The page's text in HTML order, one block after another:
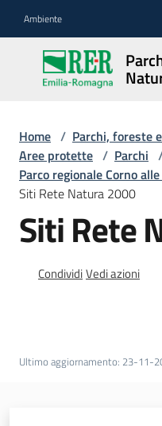
Ambiente
Parchi,
foreste
e
2000
Aree
Protette
Home / Parchi, foreste
Aree protette / Parchi
Parco regionale Corno
Siti Rete Natura 2000
Siti Rete
CondividiVedi azioni
Ultimo aggiornamento: 23-11-